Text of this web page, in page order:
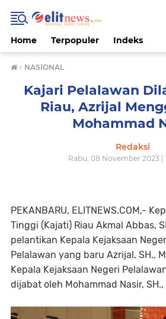
Home Terpopuler Indeks
› NASIONAL
Kajari Pelalawan
Riau, Azrijal
Mohammad
Redaksi
Rabu, 08 November 2023 |
PEKANBARU, ELITNEWS.COM,-
Tinggi (Kajati) Riau Akmal Abbas,
pelantikan Kepala Kejaksaan
Pelalawan yang baru Azrijal, SH.,
Kepala Kejaksaan Negeri
dijabat oleh Mohammad Nasir, SH.,